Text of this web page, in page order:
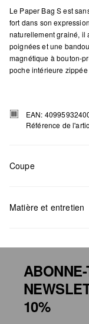
Le Paper Bag S est
fort dans son
naturellement grainé, il
poignées et une
magnétique à bouton-
poche intérieure
EAN:
Référence de
Coupe
Matière et entretien
Ne pas mettre au
10%